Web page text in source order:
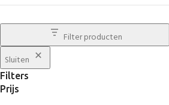
Filter producten
Sluiten
Filters
Prijs